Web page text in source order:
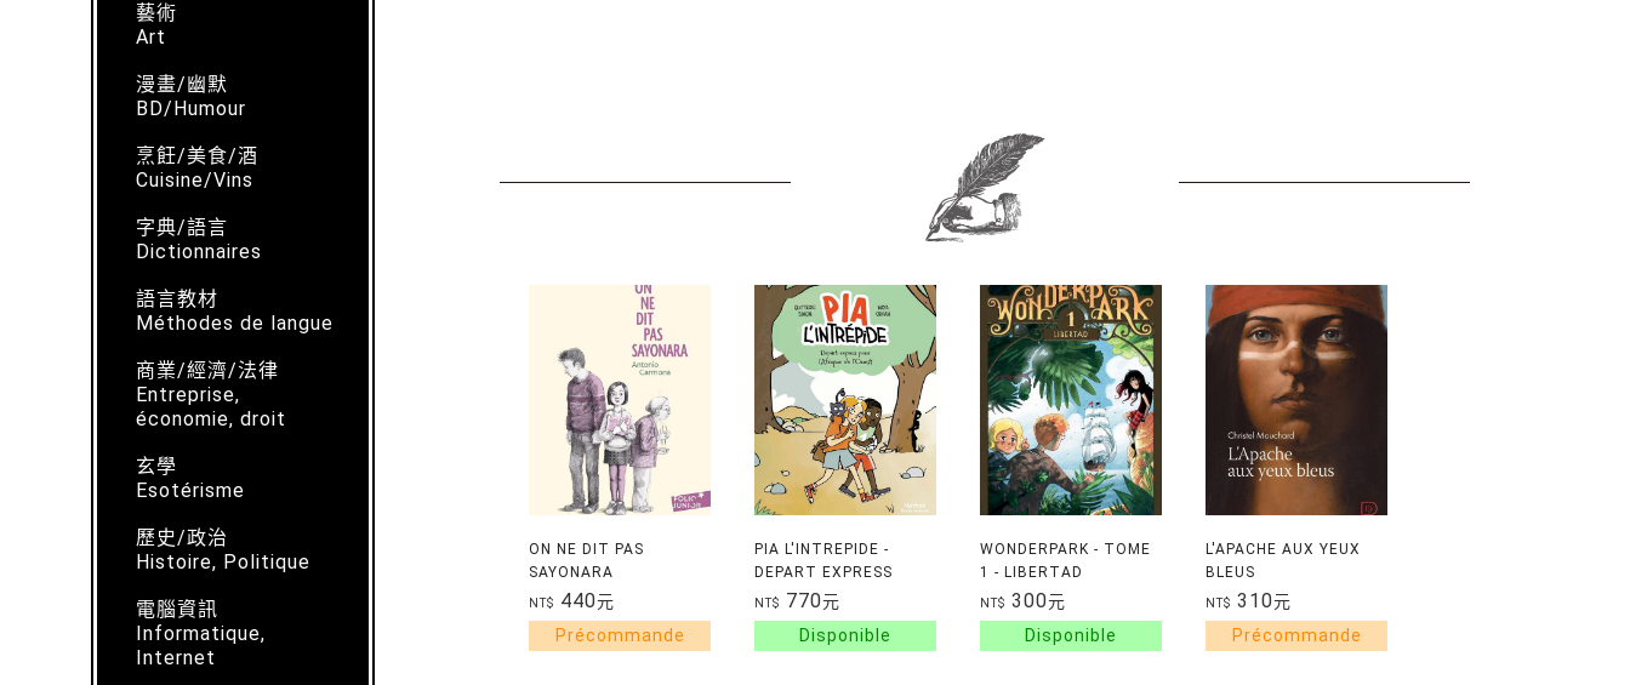
藝術
Art
漫畫/幽默
BD/Humour
烹飪/美食/酒
Cuisine/Vins
字典/語言
Dictionnaires
語言教材
Méthodes de langue
商業/經濟/法律
Entreprise,
économie, droit
玄學
Esotérisme
歷史/政治
Histoire, Politique
電腦資訊
Informatique,
Internet
ON NE DIT PAS
SAYONARA
NT$ 440元
PIA L'INTREPIDE -
DEPART EXPRESS
POUR L'AFRIQUE DE
L'OUEST
NT$ 770元
WONDERPARK - TOME
1 - LIBERTAD
NT$ 300元
L'APACHE AUX YEUX
BLEUS
NT$ 310元